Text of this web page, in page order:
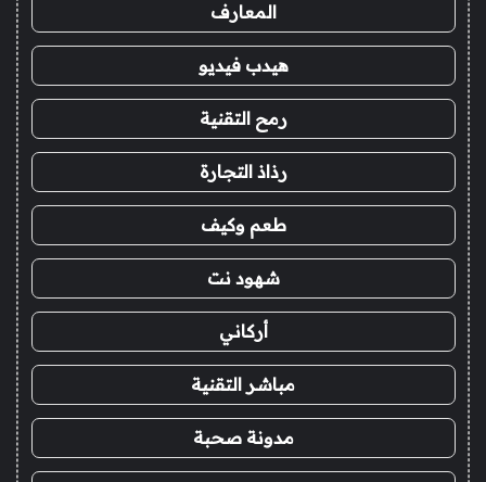
المعارف
هيدب فيديو
رمح التقنية
رذاذ التجارة
طعم وكيف
شهود نت
أركاني
مباشر التقنية
مدونة صحبة